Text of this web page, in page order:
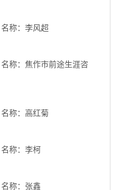
称：李风超
称：焦作市前途生涯咨
称：高红菊
称：李柯
称：张鑫